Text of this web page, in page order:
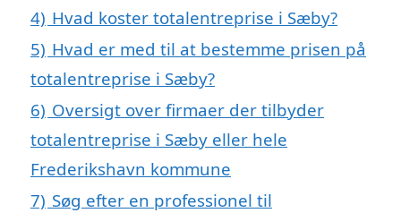
4) Hvad koster totalentreprise i Sæby?
5) Hvad er med til at bestemme prisen på
totalentreprise i Sæby?
6) Oversigt over firmaer der tilbyder
totalentreprise i Sæby eller hele
Frederikshavn kommune
7) Søg efter en professionel til